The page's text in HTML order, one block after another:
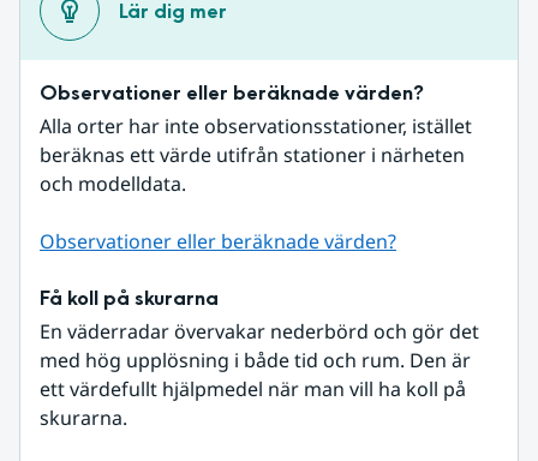
Lär dig mer
Observationer eller beräknade värden?
Alla orter har inte observationsstationer, istället
beräknas ett värde utifrån stationer i närheten
och modelldata.
Observationer eller beräknade värden?
Få koll på skurarna
En väderradar övervakar nederbörd och gör det
med hög upplösning i både tid och rum. Den är
ett värdefullt hjälpmedel när man vill ha koll på
skurarna.